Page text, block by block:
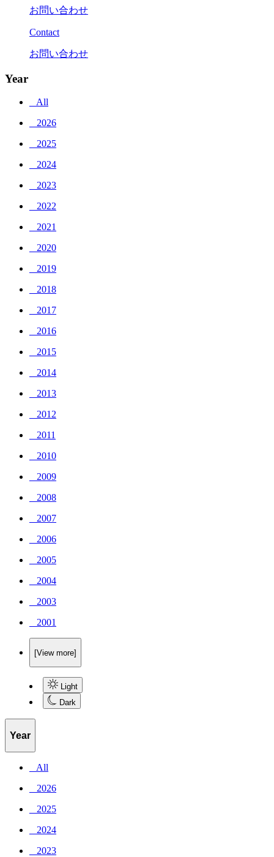
お問い合わせ
Contact
お問い合わせ
Year
_ All
_ 2026
_ 2025
_ 2024
_ 2023
_ 2022
_ 2021
_ 2020
_ 2019
_ 2018
_ 2017
_ 2016
_ 2015
_ 2014
_ 2013
_ 2012
_ 2011
_ 2010
_ 2009
_ 2008
_ 2007
_ 2006
_ 2005
_ 2004
_ 2003
_ 2001
[View more]
Light
Dark
Year
_ All
_ 2026
_ 2025
_ 2024
_ 2023